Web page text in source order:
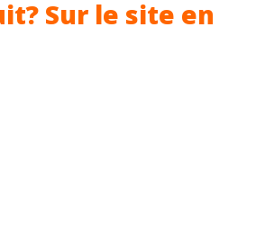
Sur le site en